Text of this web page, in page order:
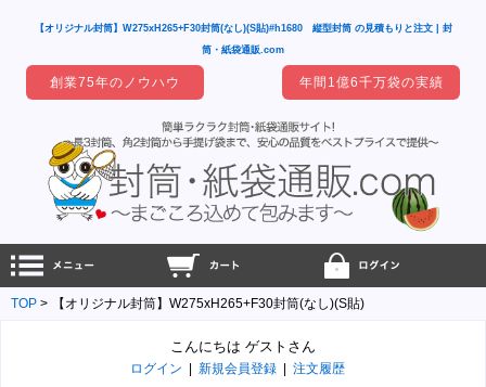
【オリジナル封筒】W275xH265+F30封筒(なし)(S貼)#h1680 縦型封筒 の見積もりと注文 | 封
筒・紙袋通販.com
創業75年のノウハウ 年間1億6千万袋の実績
TOP 【オリジナル封筒】W275xH265+F30封筒(なし)(S貼)
こんにちは ゲストさん
ログイン 新規会員登録 注文履歴